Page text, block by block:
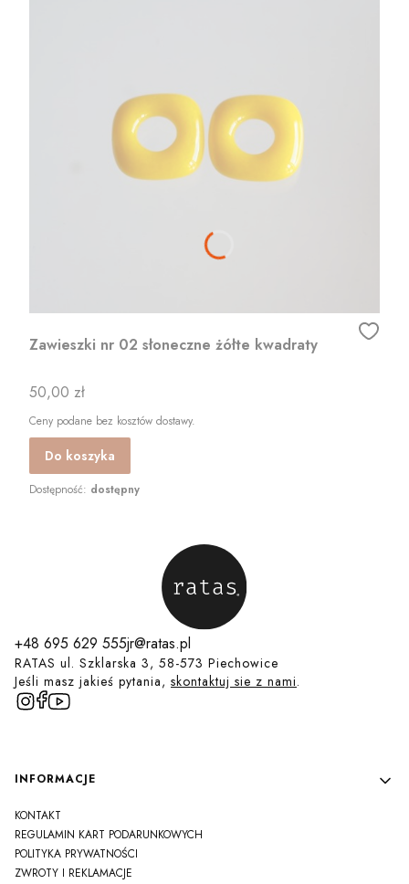
Zawieszki nr 02 słoneczne żółte kwadraty
Cena
50,00 zł
Ceny podane bez kosztów dostawy.
Do koszyka
Dostępność: dostępny
+48 695 629 555jr@ratas.pl
RATAS ul. Szklarska 3, 58-573 Piechowice
Jeśli masz jakieś pytania, skontaktuj sie z nami.
Linki w stopce
INFORMACJE
KONTAKT
REGULAMIN KART PODARUNKOWYCH
POLITYKA PRYWATNOŚCI
ZWROTY I REKLAMACJE